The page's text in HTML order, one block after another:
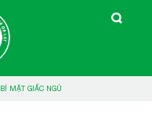
BÍ MẬT GIẤC NGỦ